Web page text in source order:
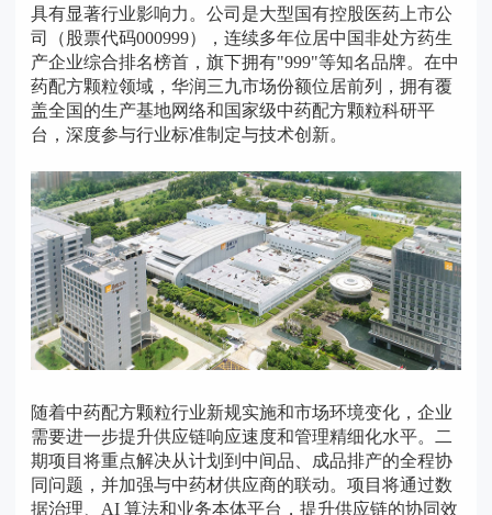
具有显著行业影响力。公司是大型国有控股医药上市公
司（股票代码000999），连续多年位居中国非处方药生
产企业综合排名榜首，旗下拥有"999"等知名品牌。在中
药配方颗粒领域，华润三九市场份额位居前列，拥有覆
盖全国的生产基地网络和国家级中药配方颗粒科研平
台，深度参与行业标准制定与技术创新。
随着中药配方颗粒行业新规实施和市场环境变化，企业
需要进一步提升供应链响应速度和管理精细化水平。二
期项目将重点解决从计划到中间品、成品排产的全程协
同问题，并加强与中药材供应商的联动。项目将通过数
据治理、AI 算法和业务本体平台，提升供应链的协同效